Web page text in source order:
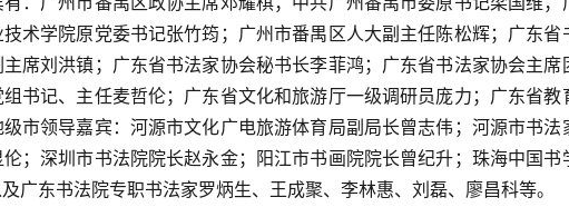
术学院原党委书记张竹筠；广州市番禺区人大副主任陈松辉；广东
席刘洪镇；广东省书法家协会秘书长李菲鸿；广东省书法家协会主
书记、主任麦哲伦；广东省文化和旅游厅一级调研员庞力；广东省
市领导嘉宾：河源市文化广电旅游体育局副局长曾志伟；河源市书法
；深圳市书法院院长赵永金；阳江市书画院院长曾纪升；珠海中国
广东书法院专职书法家罗炳生、王成聚、李林惠、刘磊、廖昌科等。